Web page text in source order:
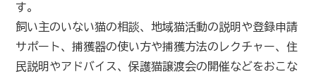
す。
飼い主のいない猫の相談、地域猫活動の説明や登録申請
サポート、捕獲器の使い方や捕獲方法のレクチャー、住
民説明やアドバイス、保護猫譲渡会の開催などをおこな